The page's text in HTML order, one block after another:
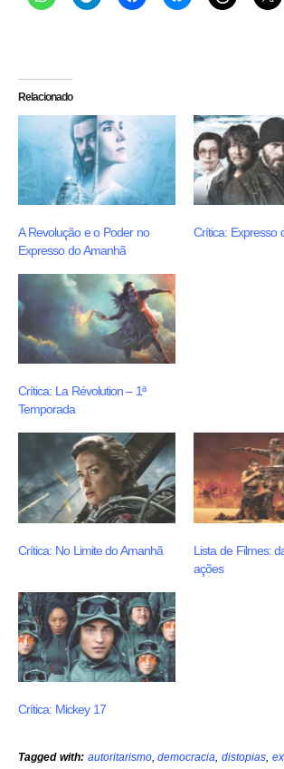
Relacionado
A Revolução e o Poder no
Expresso do Amanhã
Crítica: Expresso
Crítica: La Révolution – 1ª
Temporada
Crítica: No Limite do Amanhã
Lista de Filmes:
ações
Crítica: Mickey 17
Tagged with: autoritarismo,democracia,distopias,